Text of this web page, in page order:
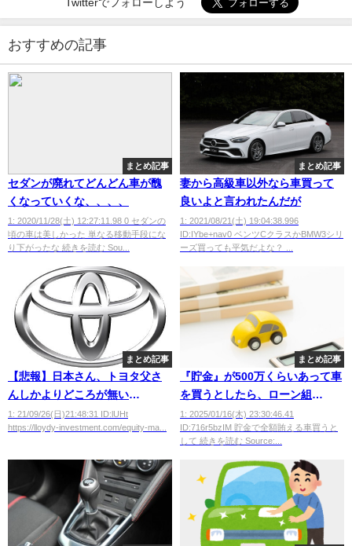
Twitterでフォローしよう
おすすめの記事
まとめ記事
セダンが廃れてどんどん車が醜
くなっていくな、、、、
1: 2020/11/28(土) 12:27:11.98 0 セダンの
頃の車は美しかった 単なる移動手段にな
り下がったな 続きを読む Sou...
まとめ記事
妻から高級車以外なら車買って
良いよと言われたんだが
1: 2021/08/21(土) 19:04:38.996
ID:IYbe+nav0 ベンツCクラスかBMW3シリ
ーズ買っても平気だよな？ ...
まとめ記事
【悲報】日本さん、トヨタ父さ
んしかよりどころが無い
wwwwwwww
1: 21/09/26(日)21:48:31 ID:lUHt
https://lloydy-investment.com/equity-ma...
まとめ記事
『貯金』が500万くらいあって車
を買うとしたら、ローン組
む？？？？
1: 2025/01/16(木) 23:30:46.41
ID:716r5bzIM 貯金で全額賄える車買うと
して 続きを読む Source:...